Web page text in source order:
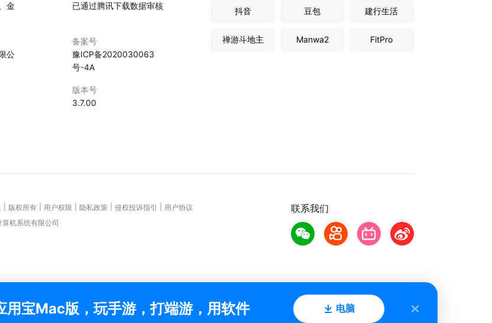
金
已通过腾讯下载数据审核
公
备案号
豫ICP备2020030063
号-4A
版本号
3.7.00
抖音 豆包 建行生活
禅游斗地主 Manwa2 FitPro
联系我们
版权所有 用户权限 隐私政策 侵权投诉指引
用户协议
机系统有限公司
用宝Mac版，玩手游，打端游，用软件 电脑